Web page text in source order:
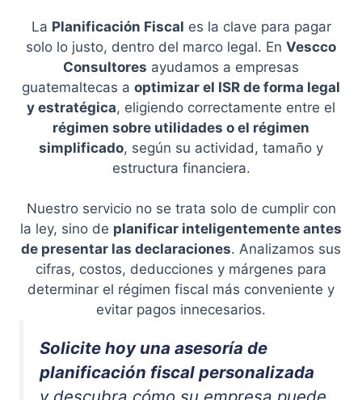
La Planificación Fiscal es la clave para pagar
solo lo justo, dentro del marco legal. En Vescco
Consultores ayudamos a empresas
guatemaltecas a optimizar el ISR de forma legal
y estratégica, eligiendo correctamente entre el
régimen sobre utilidades o el régimen
simplificado, según su actividad, tamaño y
estructura financiera.
Nuestro servicio no se trata solo de cumplir con
la ley, sino de planificar inteligentemente antes
de presentar las declaraciones. Analizamos sus
cifras, costos, deducciones y márgenes para
determinar el régimen fiscal más conveniente y
evitar pagos innecesarios.
Solicite hoy una asesoría de
planificación fiscal personalizada